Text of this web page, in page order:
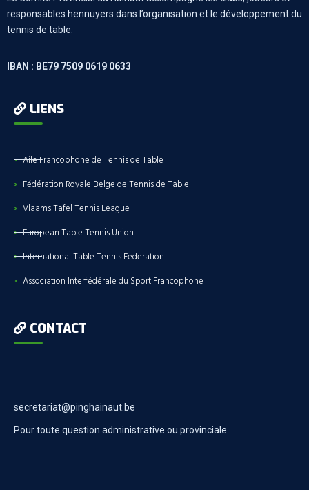
responsables hennuyers dans l’organisation et le développement du
tennis de table.
IBAN : BE79 7509 0619 0633
LIENS
Aile Francophone de Tennis de Table
Fédération Royale Belge de Tennis de Table
Vlaams Tafel Tennis League
European Table Tennis Union
International Table Tennis Federation
Association Interfédérale du Sport Francophone
CONTACT
secretariat@pinghainaut.be
Pour toute question administrative ou provinciale.